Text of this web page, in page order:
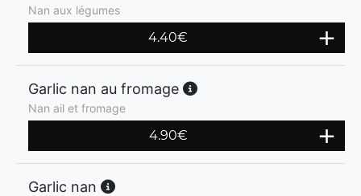
Nan aux légumes
4.40€
Garlic nan au fromage
Nan ail et fromage
4.90€
Garlic nan